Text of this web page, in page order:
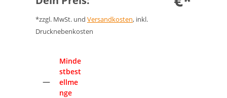
*zzgl. MwSt. und Versandkosten, inkl.
Drucknebenkosten
Minde
stbest
ellme
nge